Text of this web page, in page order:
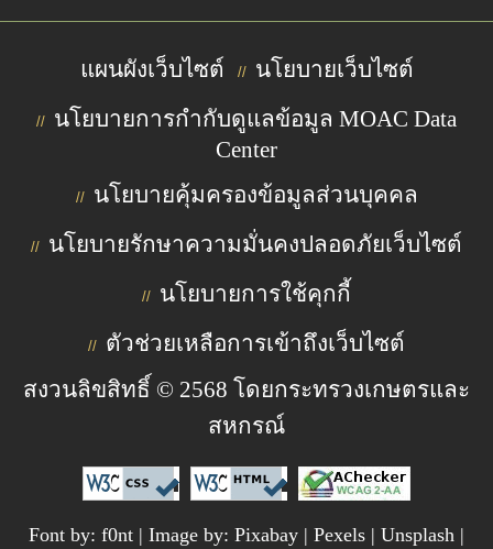
แผนผังเว็บไซต์ // นโยบายเว็บไซต์
// นโยบายการกำกับดูแลข้อมูล MOAC Data
Center
// นโยบายคุ้มครองข้อมูลส่วนบุคคล
// นโยบายรักษาความมั่นคงปลอดภัยเว็บไซต์
// นโยบายการใช้คุกกี้
// ตัวช่วยเหลือการเข้าถึงเว็บไซต์
สงวนลิขสิทธิ์ © 2568 โดยกระทรวงเกษตรและ
สหกรณ์
Font by: f0nt | Image by: Pixabay | Pexels | Unsplash |